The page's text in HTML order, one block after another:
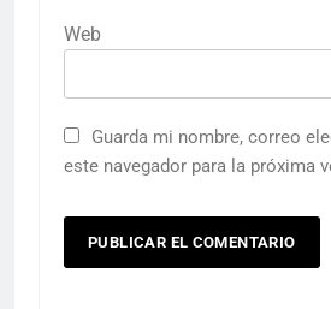
Web
Guarda mi nombre, correo
este navegador para la próxima